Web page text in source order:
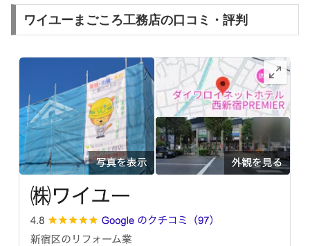
ワイユーまごころ工務店の口コミ・評判